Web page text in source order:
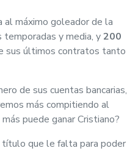
al máximo goleador de la
y media, y200
sus últimos contratos tanto
de sus cuentas bancarias,
más compitiendo al
puede ganar Cristiano?
que le falta para poder